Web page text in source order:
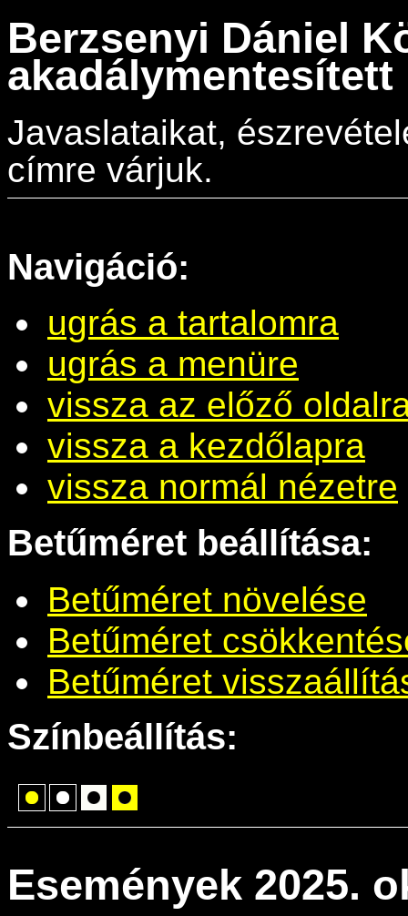
Berzsenyi Dániel
akadálymentesített
Javaslataikat,
címre várjuk.
Navigáció:
ugrás a tartalomra
ugrás a menüre
vissza az előző
vissza a kezdőlapra
vissza normál nézetre
Betűméret beállítása:
Betűméret növelése
Betűméret
Betűméret
Színbeállítás:
Események 2025.